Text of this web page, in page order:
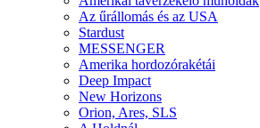
Az űrállomás és az USA
Stardust
MESSENGER
Amerika hordozórakétái
Deep Impact
New Horizons
Orion, Ares, SLS